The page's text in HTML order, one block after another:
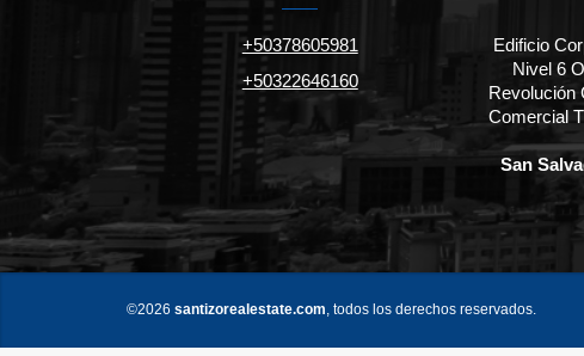
+50378605981
+50322646160
Edificio
Nivel 6
Revolución
Comercial
San
©2026 santizorealestate.com , todos los derechos reservados.